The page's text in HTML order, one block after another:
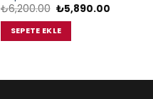
₺6,200.00 Orijinal
fiyat:
₺6,200.00.
₺5,890.00Şu
SEPETE EKLE